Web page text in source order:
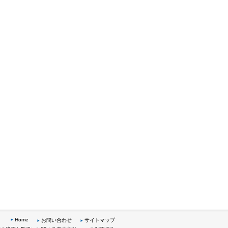
サイトマップ
お問い合わせ
Home